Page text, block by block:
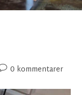
0 kommentarer